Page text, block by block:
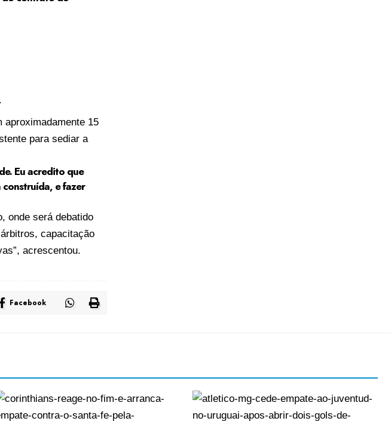
aproximadamente 15
para sediar a
Eu acredito que
construída, e fazer
onde será debatido
capacitação
acrescentou.
Facebook